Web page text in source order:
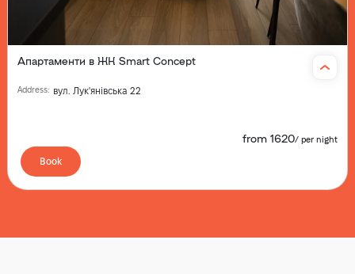
Апартаменти в ЖК Smart Concept
Address: вул. Лук'янівська 22
from 1620/ per night
Book